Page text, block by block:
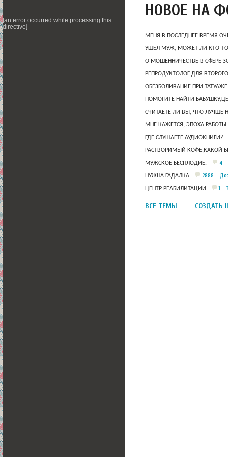
[an error occurred while processing this
directive]
НОВОЕ НА
МЕНЯ В ПОСЛЕДНЕЕ ВРЕМЯ
УШЕЛ МУЖ, МОЖЕТ ЛИ КТО-ТО
О МОШЕННИЧЕСТВЕ В СФЕРЕ
РЕПРОДУКТОЛОГ ДЛЯ
ОБЕЗБОЛИВАНИЕ ПРИ
ПОМОГИТЕ НАЙТИ
СЧИТАЕТЕ ЛИ ВЫ, ЧТО ЛУЧШЕ
МНЕ КАЖЕТСЯ, ЭПОХА
ГДЕ СЛУШАЕТЕ АУДИОКНИГИ?
РАСТВОРИМЫЙ КОФЕ,КАКОЙ
МУЖСКОЕ БЕСПЛОДИЕ. 4
НУЖНА ГАДАЛКА 2888
ЦЕНТР РЕАБИЛИТАЦИИ 1
ВСЕ ТЕМЫ СОЗДАТЬ